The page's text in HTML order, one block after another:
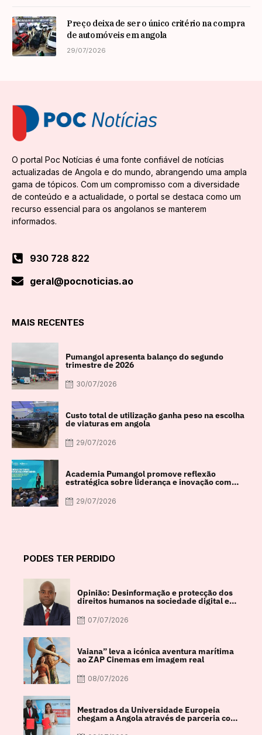
Preço deixa de ser o único critério na compra
de automóveis em angola
29/07/2026
O portal Poc Notícias é uma fonte confiável de notícias
actualizadas de Angola e do mundo, abrangendo uma ampla
gama de tópicos. Com um compromisso com a diversidade
de conteúdo e a actualidade, o portal se destaca como um
recurso essencial para os angolanos se manterem
informados.
930 728 822
geral@pocnoticias.ao
MAIS RECENTES
Pumangol apresenta balanço do segundo
trimestre de 2026
30/07/2026
Custo total de utilização ganha peso na escolha
de viaturas em angola
29/07/2026
Academia Pumangol promove reflexão
estratégica sobre liderança e inovação com
especialista internacional Nadim Habib
29/07/2026
PODES TER PERDIDO
Opinião: Desinformação e protecção dos
direitos humanos na sociedade digital em
07/07/2026
Vaiana” leva a icónica aventura marítima
ao ZAP Cinemas em imagem real
08/07/2026
Mestrados da Universidade Europeia
chegam a Angola através de parceria com
a FACUL